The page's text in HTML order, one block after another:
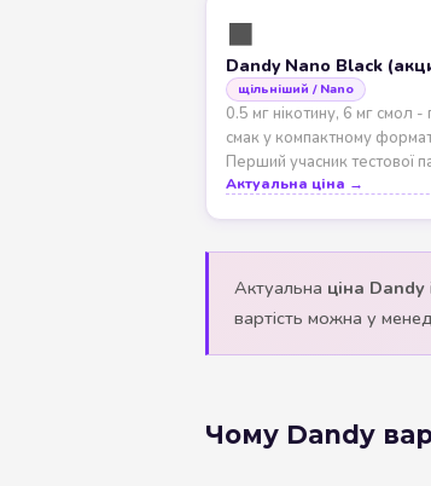
⬛
Dandy Nano Black
щільніший / Nano
0.5 мг нікотину, 6 мг смол -
смак у компактному
Перший учасник тестової
Актуальна ціна →
Актуальна ціна Dandy
вартість можна у
Чому Dandy